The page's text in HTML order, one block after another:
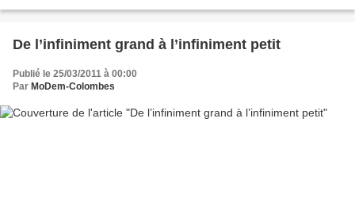
De l’infiniment grand à l’infiniment petit
Publié le 25/03/2011 à 00:00
Par MoDem-Colombes